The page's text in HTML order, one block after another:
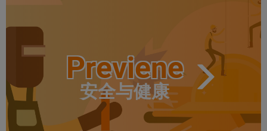
Previene
安全与健康